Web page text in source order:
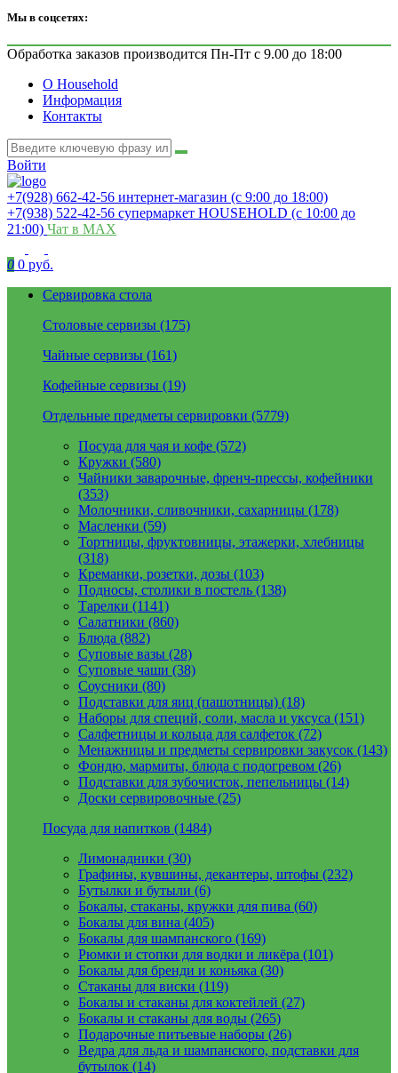
Мы в соцсетях:
Обработка заказов производится Пн-Пт с 9.00 до 18:00
О Household
Информация
Контакты
Войти
+7(928) 662-42-56 интернет-магазин (с 9:00 до 18:00)
+7(938) 522-42-56 супермаркет HOUSEHOLD (с 10:00 до
21:00) Чат в MAX
0 0 руб.
Сервировка стола
Столовые сервизы (175)
Чайные сервизы (161)
Кофейные сервизы (19)
Отдельные предметы сервировки (5779)
Посуда для чая и кофе (572)
Кружки (580)
Чайники заварочные, френч-прессы, кофейники
(353)
Молочники, сливочники, сахарницы (178)
Масленки (59)
Тортницы, фруктовницы, этажерки, хлебницы
(318)
Креманки, розетки, дозы (103)
Подносы, столики в постель (138)
Тарелки (1141)
Салатники (860)
Блюда (882)
Суповые вазы (28)
Суповые чаши (38)
Соусники (80)
Подставки для яиц (пашотницы) (18)
Наборы для специй, соли, масла и уксуса (151)
Салфетницы и кольца для салфеток (72)
Менажницы и предметы сервировки закусок (143)
Фондю, мармиты, блюда с подогревом (26)
Подставки для зубочисток, пепельницы (14)
Доски сервировочные (25)
Посуда для напитков (1484)
Лимонадники (30)
Графины, кувшины, декантеры, штофы (232)
Бутылки и бутыли (6)
Бокалы, стаканы, кружки для пива (60)
Бокалы для вина (405)
Бокалы для шампанского (169)
Рюмки и стопки для водки и ликёра (101)
Бокалы для бренди и коньяка (30)
Стаканы для виски (119)
Бокалы и стаканы для коктейлей (27)
Бокалы и стаканы для воды (265)
Подарочные питьевые наборы (26)
Ведра для льда и шампанского, подставки для
бутылок (14)